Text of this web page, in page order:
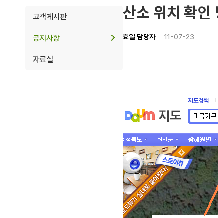
고객게시판
공지사항
자료실
산소 위치 확인
효일 담당자 11-07-23